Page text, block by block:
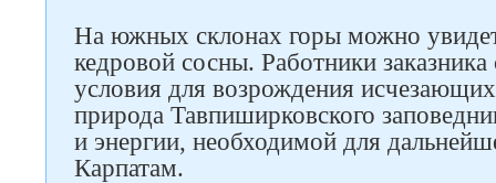
На южных склонах горы можно
кедровой сосны. Работники
условия для возрождения
природа Тавпиширковского
и энергии, необходимой для
Карпатам.